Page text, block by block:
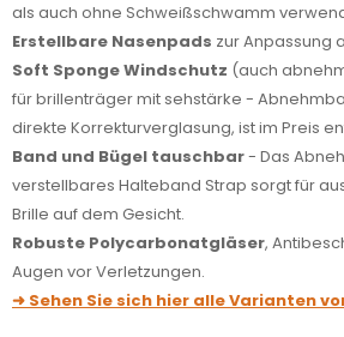
als auch ohne Schweißschwamm
Erstellbare Nasenpads zur Anpassung
Soft Sponge Windschutz (auch
für brillenträger mit sehstärke -
direkte Korrekturverglasung, ist im Preis
Band und Bügel tauschbar- Das
verstellbares Halteband Strap sorgt für
Brille auf dem Gesicht.
Robuste Polycarbonatgläser,
Augen vor Verletzungen.
➜ Sehen Sie sich hier alle Varianten